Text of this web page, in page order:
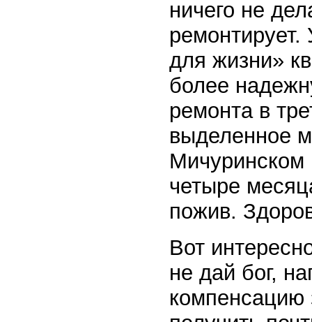
ничего не
для жизни»
более
ремонта в
выделенное
Мичуринском
четыре
пожив.
Вот
не дай бог,
компенсацию